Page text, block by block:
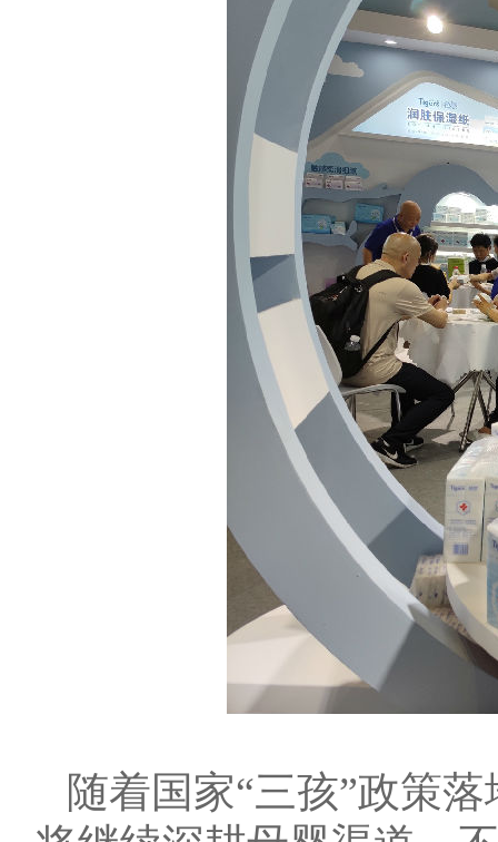
随着国家“三孩”政策